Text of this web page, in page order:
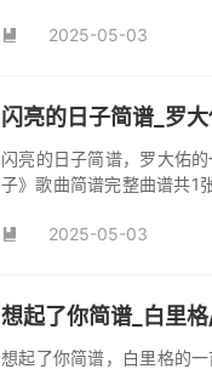
 2025-05-03
闪亮的日子简谱_罗
闪亮的日子简谱，罗大佑
子》歌曲简谱完整曲谱共1
 2025-05-03
想起了你简谱_白里
想起了你简谱，白里格的